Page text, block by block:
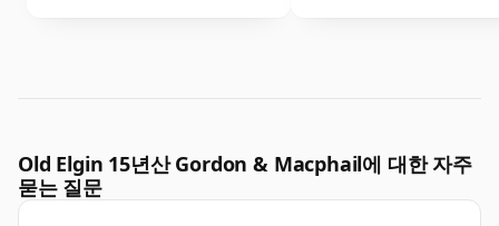
Old Elgin 15년산 Gordon & Macphail에 대한 자주
묻는 질문